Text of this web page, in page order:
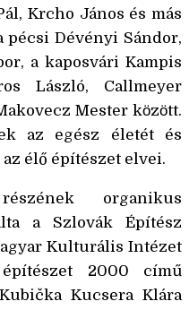
Krcho János és más
Dévényi Sándor,
a kaposvári Kampis
László, Callmeyer
Mester kӧzӧtt.
az egész életét és
élő építészet elvei.
organikus
a Szlovák Építész
Kulturális Intézet
2000 című
Kucsera Klára